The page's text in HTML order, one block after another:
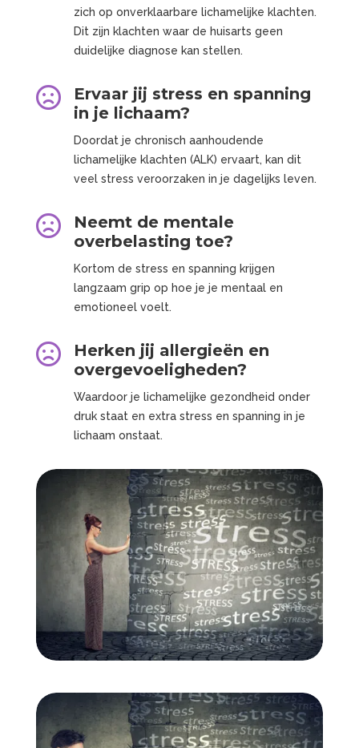
zich op onverklaarbare lichamelijke klachten.
Dit zijn klachten waar de huisarts geen
duidelijke diagnose kan stellen.

Ervaar jij stress en spanning
in je lichaam?
Doordat je chronisch aanhoudende
lichamelijke klachten (ALK) ervaart, kan dit
veel stress veroorzaken in je dagelijks leven.

Neemt de mentale
overbelasting toe?
Kortom de stress en spanning krijgen
langzaam grip op hoe je je mentaal en
emotioneel voelt.

Herken jij allergieën en
overgevoeligheden?
Waardoor je lichamelijke gezondheid onder
druk staat en extra stress en spanning in je
lichaam onstaat.